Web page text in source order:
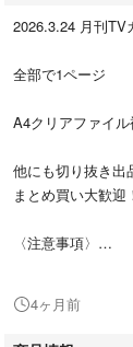
2026.3.24 月刊TV
全部で1ページ
A4クリアファイ
他にも切り抜き出
まとめ買い大歓迎
〈注意事項〉
切り抜きは素人
商品が濡れないよ
す。
4ヶ月前